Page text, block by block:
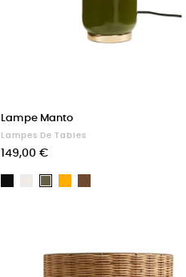
Lampe Manto
Lampes De Tables
Prix
149,00 €